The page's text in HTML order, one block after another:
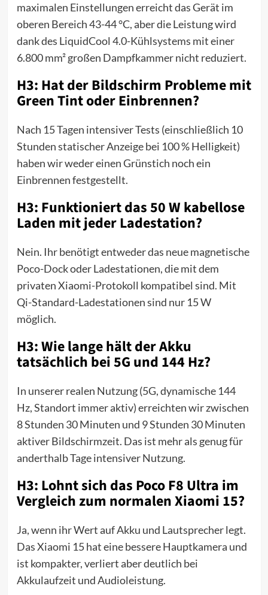
maximalen Einstellungen erreicht das Gerät im
oberen Bereich 43-44 °C, aber die Leistung wird
dank des LiquidCool 4.0-Kühlsystems mit einer
6.800 mm² großen Dampfkammer nicht reduziert.
H3: Hat der Bildschirm Probleme mit
Green Tint oder Einbrennen?
Nach 15 Tagen intensiver Tests (einschließlich 10
Stunden statischer Anzeige bei 100 % Helligkeit)
haben wir weder einen Grünstich noch ein
Einbrennen festgestellt.
H3: Funktioniert das 50 W kabellose
Laden mit jeder Ladestation?
Nein. Ihr benötigt entweder das neue magnetische
Poco-Dock oder Ladestationen, die mit dem
privaten Xiaomi-Protokoll kompatibel sind. Mit
Qi-Standard-Ladestationen sind nur 15 W
möglich.
H3: Wie lange hält der Akku
tatsächlich bei 5G und 144 Hz?
In unserer realen Nutzung (5G, dynamische 144
Hz, Standort immer aktiv) erreichten wir zwischen
8 Stunden 30 Minuten und 9 Stunden 30 Minuten
aktiver Bildschirmzeit. Das ist mehr als genug für
anderthalb Tage intensiver Nutzung.
H3: Lohnt sich das Poco F8 Ultra im
Vergleich zum normalen Xiaomi 15?
Ja, wenn ihr Wert auf Akku und Lautsprecher legt.
Das Xiaomi 15 hat eine bessere Hauptkamera und
ist kompakter, verliert aber deutlich bei
Akkulaufzeit und Audioleistung.